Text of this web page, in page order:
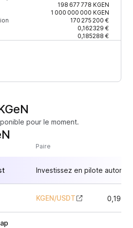
198 677 778 KGEN
1 000 000 000 KGEN
170 275 200 €
0,162329 €
0,185288 €
pour le moment.
Paire
Investissez en pilote
KGEN/USDT